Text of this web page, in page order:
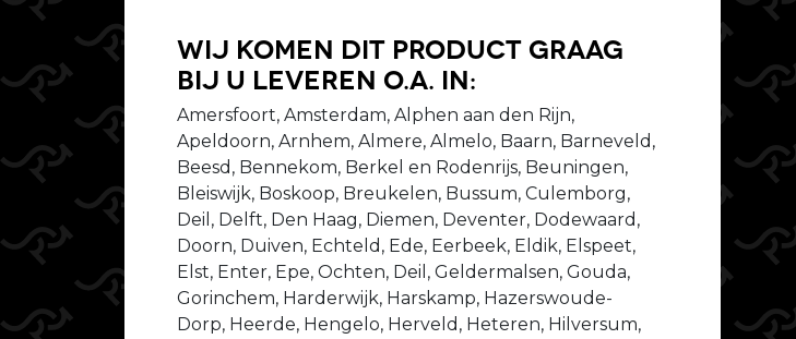
Wij komen dit product graag
bij u leveren o.a. in:
Amersfoort, Amsterdam, Alphen aan den Rijn,
Apeldoorn, Arnhem, Almere, Almelo, Baarn, Barneveld,
Beesd, Bennekom, Berkel en Rodenrijs, Beuningen,
Bleiswijk, Boskoop, Breukelen, Bussum, Culemborg,
Deil, Delft, Den Haag, Diemen, Deventer, Dodewaard,
Doorn, Duiven, Echteld, Ede, Eerbeek, Eldik, Elspeet,
Elst, Enter, Epe, Ochten, Deil, Geldermalsen, Gouda,
Gorinchem, Harderwijk, Harskamp, Hazerswoude-
Dorp, Heerde, Hengelo, Herveld, Heteren, Hilversum,